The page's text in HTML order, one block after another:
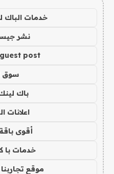
خدمات الباك
نشر
guest post مقال ضيف
سوق
باك لينك
اعلانات
أقوى
خدمات با
موقع